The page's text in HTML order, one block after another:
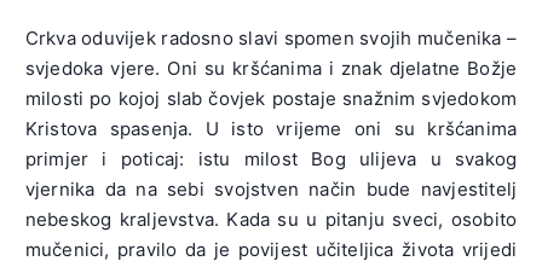
Crkva oduvijek radosno slavi spomen svojih mučenika –
svjedoka vjere. Oni su kršćanima i znak djelatne Božje
milosti po kojoj slab čovjek postaje snažnim svjedokom
Kristova spasenja. U isto vrijeme oni su kršćanima
primjer i poticaj: istu milost Bog ulijeva u svakog
vjernika da na sebi svojstven način bude navjestitelj
nebeskog kraljevstva. Kada su u pitanju sveci, osobito
mučenici, pravilo da je povijest učiteljica života vrijedi